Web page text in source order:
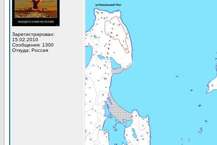
Зарегистрирован:
15.02.2010
Сообщения: 1300
Откуда: Россия